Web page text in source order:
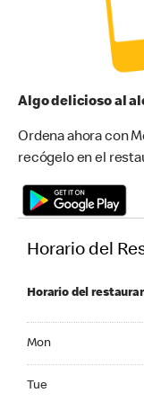
Algo delicioso al
Ordena ahora con
recógelo en el
Horario del
Horario del
Mon
Tue